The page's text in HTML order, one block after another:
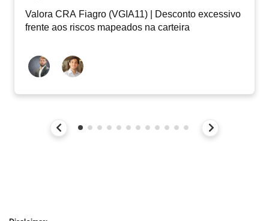
Valora CRA Fiagro (VGIA11) | Desconto excessivo
frente aos riscos mapeados na carteira